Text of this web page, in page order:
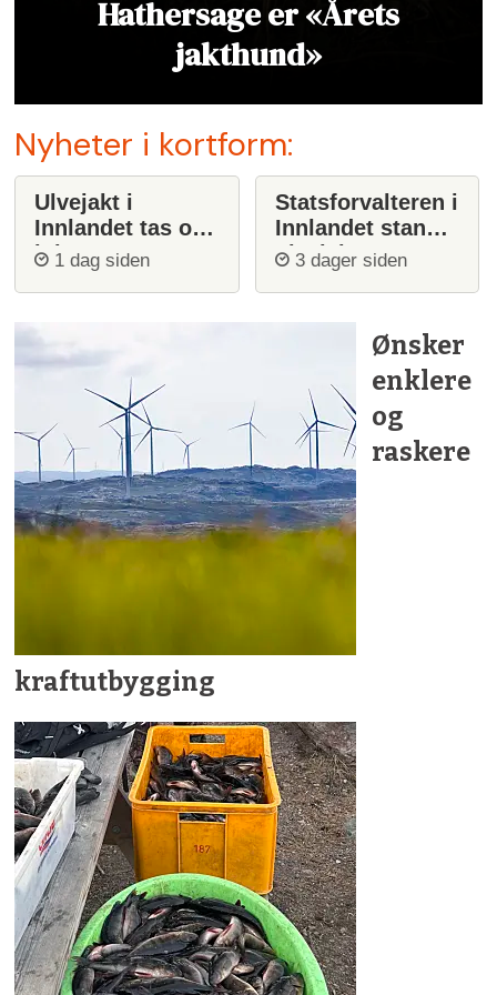
Hathersage er «Årets
jakthund»
Nyheter i kortform:
Ulvejakt i
Innlandet tas opp
igjen
1 dag siden
Statsforvalteren i
Innlandet stanser
ulvejakt
3 dager siden
Ønsker
enklere
og
raskere
kraftutbygging